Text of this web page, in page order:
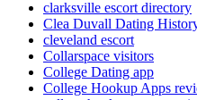
clarksville escort directory
Clea Duvall Dating
cleveland escort
Collarspace visitors
College Dating app
College Hookup Apps